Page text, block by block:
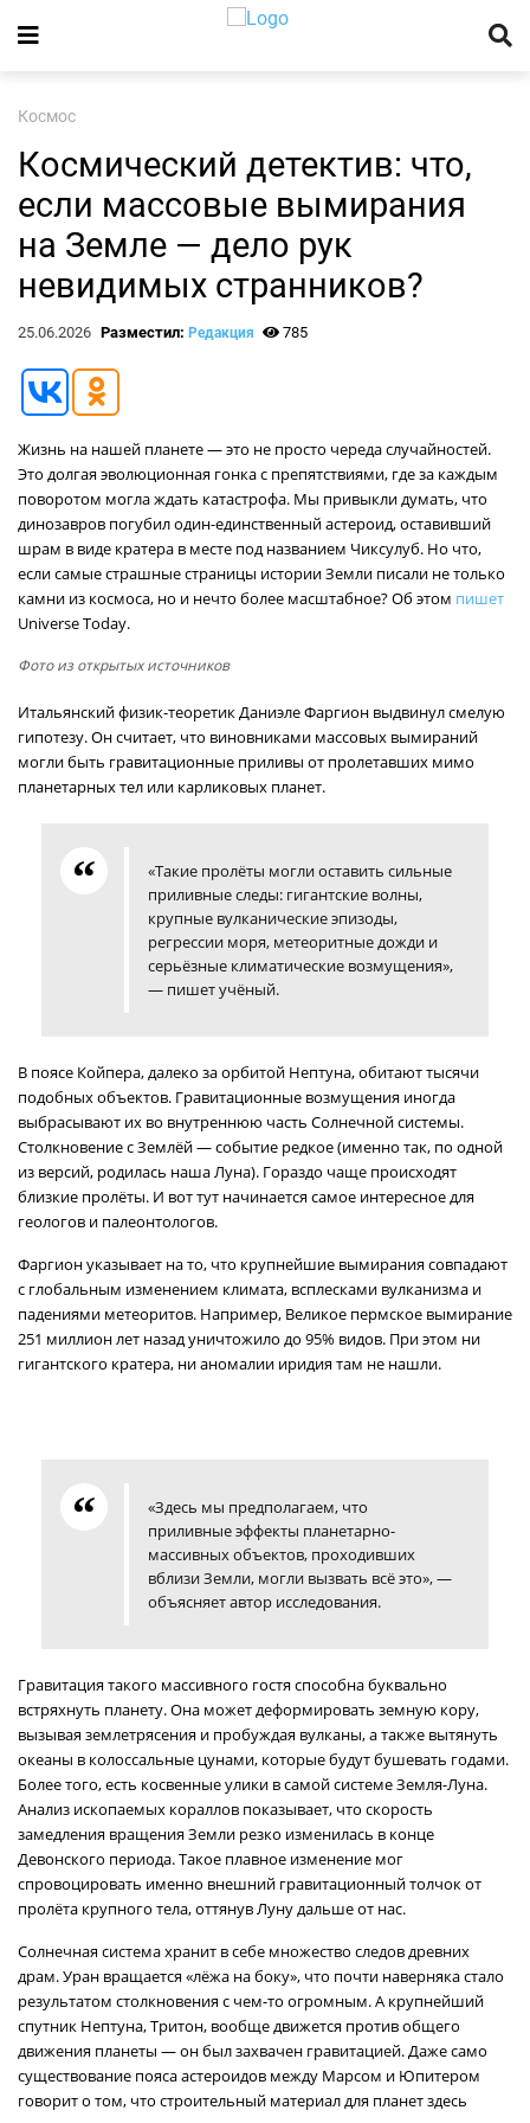
Космос
Космический детектив: что,
если массовые вымирания
на Земле — дело рук
невидимых странников?
25.06.2026 Разместил: Редакция 785
Жизнь на нашей планете — это не просто череда случайностей.
Это долгая эволюционная гонка с препятствиями, где за каждым
поворотом могла ждать катастрофа. Мы привыкли думать, что
динозавров погубил один-единственный астероид, оставивший
шрам в виде кратера в месте под названием Чиксулуб. Но что,
если самые страшные страницы истории Земли писали не только
камни из космоса, но и нечто более масштабное? Об этом пишет
Universe Today.
Фото из открытых источников
Итальянский физик-теоретик Даниэле Фаргион выдвинул смелую
гипотезу. Он считает, что виновниками массовых вымираний
могли быть гравитационные приливы от пролетавших мимо
планетарных тел или карликовых планет.
«Такие пролёты могли оставить сильные
приливные следы: гигантские волны,
крупные вулканические эпизоды,
регрессии моря, метеоритные дожди и
серьёзные климатические возмущения»,
— пишет учёный.
В поясе Койпера, далеко за орбитой Нептуна, обитают тысячи
подобных объектов. Гравитационные возмущения иногда
выбрасывают их во внутреннюю часть Солнечной системы.
Столкновение с Землёй — событие редкое (именно так, по одной
из версий, родилась наша Луна). Гораздо чаще происходят
близкие пролёты. И вот тут начинается самое интересное для
геологов и палеонтологов.
Фаргион указывает на то, что крупнейшие вымирания совпадают
с глобальным изменением климата, всплесками вулканизма и
падениями метеоритов. Например, Великое пермское вымирание
251 миллион лет назад уничтожило до 95% видов. При этом ни
гигантского кратера, ни аномалии иридия там не нашли.
«Здесь мы предполагаем, что
приливные эффекты планетарно-
массивных объектов, проходивших
вблизи Земли, могли вызвать всё это», —
объясняет автор исследования.
Гравитация такого массивного гостя способна буквально
встряхнуть планету. Она может деформировать земную кору,
вызывая землетрясения и пробуждая вулканы, а также вытянуть
океаны в колоссальные цунами, которые будут бушевать годами.
Более того, есть косвенные улики в самой системе Земля-Луна.
Анализ ископаемых кораллов показывает, что скорость
замедления вращения Земли резко изменилась в конце
Девонского периода. Такое плавное изменение мог
спровоцировать именно внешний гравитационный толчок от
пролёта крупного тела, оттянув Луну дальше от нас.
Солнечная система хранит в себе множество следов древних
драм. Уран вращается «лёжа на боку», что почти наверняка стало
результатом столкновения с чем-то огромным. А крупнейший
спутник Нептуна, Тритон, вообще движется против общего
движения планеты — он был захвачен гравитацией. Даже само
существование пояса астероидов между Марсом и Юпитером
говорит о том, что строительный материал для планет здесь